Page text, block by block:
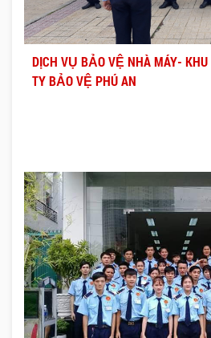
DỊCH VỤ BẢO VỆ NHÀ MÁY- KHU
TY BẢO VỆ PHÚ AN